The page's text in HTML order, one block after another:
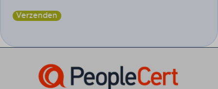
Verzenden